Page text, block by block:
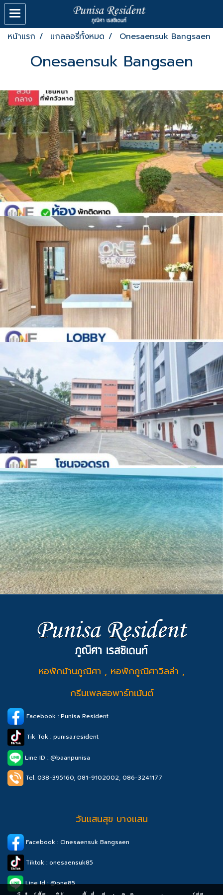
หน้าแรก แกลลอรี่ทั้งหมด Onesaensuk Bangsaen
Onesaensuk Bangsaen
หอพักบ้านภูณิศา , หอพักภูณิศาวิลล่า ,
กรีนเพลสอพาร์ทเม้นต์
Facebook : Punisa Resident
Tik Tok : punisa.resident
Line ID : @baanpunisa
Tel. 038-395160, 081-9102002, 086-3241177
วันแสนสุข บางแสน
Facebook : Onesaensuk Bangsaen
Tiktok : onesaensuk85
Line Id : @one85